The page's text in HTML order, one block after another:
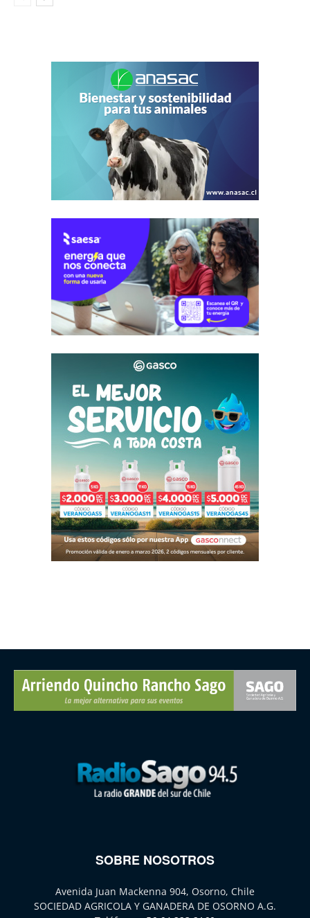
SOBRE NOSOTROS
Avenida Juan Mackenna 904, Osorno, Chile
SOCIEDAD AGRICOLA Y GANADERA DE OSORNO A.G.